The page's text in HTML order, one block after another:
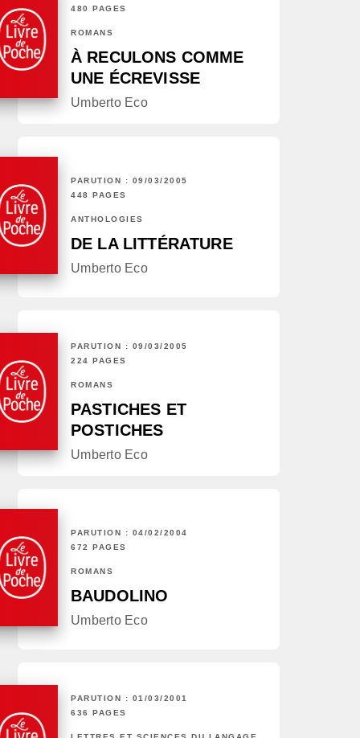
480 PAGES
ROMANS
À RECULONS COMME
UNE ÉCREVISSE
Umberto Eco
PARUTION : 09/03/2005
448 PAGES
ANTHOLOGIES
DE LA LITTÉRATURE
Umberto Eco
PARUTION : 09/03/2005
224 PAGES
ROMANS
PASTICHES ET
POSTICHES
Umberto Eco
PARUTION : 04/02/2004
672 PAGES
ROMANS
BAUDOLINO
Umberto Eco
PARUTION : 01/03/2001
636 PAGES